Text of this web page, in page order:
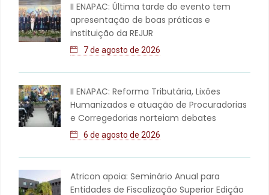
II ENAPAC: Última tarde do evento tem
apresentação de boas práticas e
instituição da REJUR
7 de agosto de 2026
II ENAPAC: Reforma Tributária, Lixões
Humanizados e atuação de Procuradorias
e Corregedorias norteiam debates
6 de agosto de 2026
Atricon apoia: Seminário Anual para
Entidades de Fiscalização Superior Edição